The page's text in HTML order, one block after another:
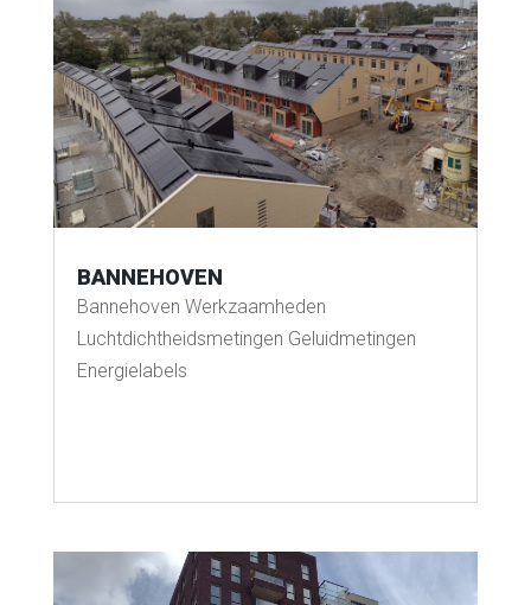
BANNEHOVEN
Bannehoven Werkzaamheden
Luchtdichtheidsmetingen Geluidmetingen
Energielabels